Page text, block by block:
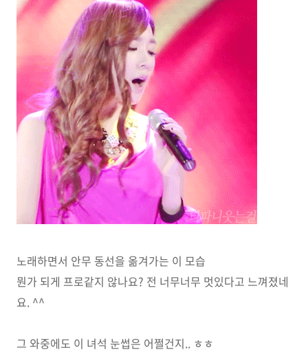
노래하면서 안무 동선을 옮겨가는 이 모습
뭔가 되게 프로같지 않나요? 전 너무너무 멋있다고 느껴졌네
요. ^^
그 와중에도 이 녀석 눈썹은 어쩔건지.. ㅎㅎ